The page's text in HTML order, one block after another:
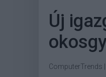
Új
ComputerTrends